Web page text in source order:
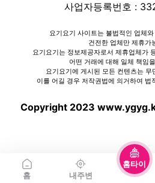
홈 내주변
홈타이
사업자등록번호 :
요기요기 사이트는 불법적인 업체
건전한 업체만 제휴가
요기요기는 정보제공자로서 제휴업체가
어떤 거래에 대해 일체 책임
요기요기에 게시된 모든 컨텐츠는 무
이를 어길 경우 저작권법에 의거하여 법
Copyright 2023